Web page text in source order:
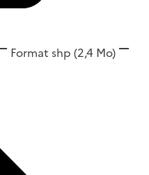
Format shp (2,4 Mo)